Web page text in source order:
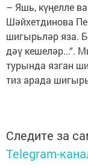
– Яшь, күңелле
Шәйхетдинова
шигырьләр яза.
дәү кешеләр...“.
турында язган
тиз арада
Следите за
Telegram-